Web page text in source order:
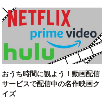
おうち時間に観よう！動画配信
サービスで配信中の名作映画ク
イズ